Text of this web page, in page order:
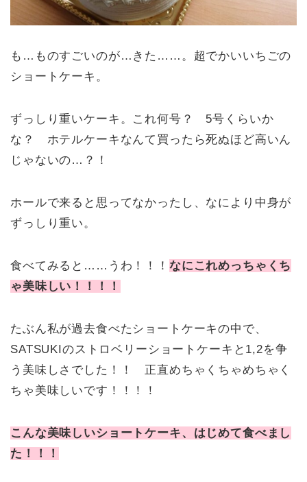
も…ものすごいのが…きた……。超でかいいちごの
ショートケーキ。
ずっしり重いケーキ。これ何号？ 5号くらいか
な？ ホテルケーキなんて買ったら死ぬほど高いん
じゃないの…？！
ホールで来ると思ってなかったし、なにより中身が
ずっしり重い。
食べてみると……うわ！！！ なにこれめっちゃくち
ゃ美味しい！！！！
たぶん私が過去食べたショートケーキの中で、
SATSUKIのストロベリーショートケーキと1,2を争
う美味しさでした！！ 正直めちゃくちゃめちゃく
ちゃ美味しいです！！！！
こんな美味しいショートケーキ、はじめて食べまし
た！！！